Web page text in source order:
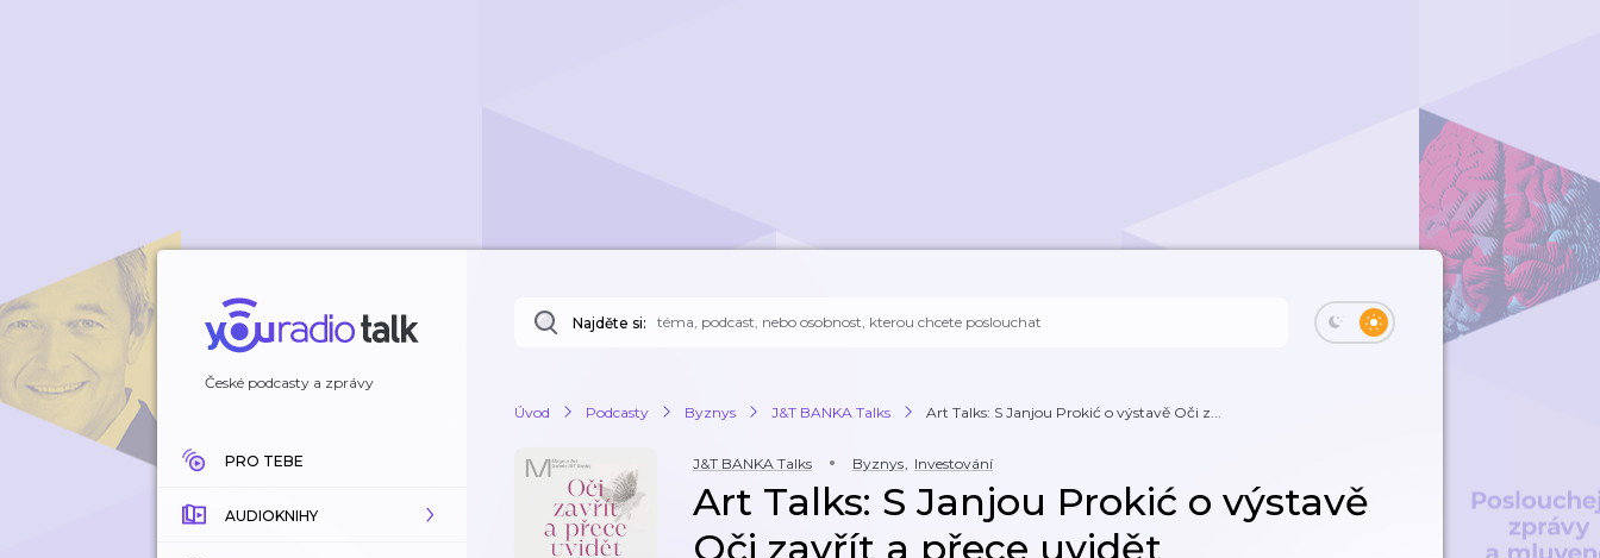
České podcasty a zprávy
PRO TEBE
AUDIOKNIHY
Najděte si:
Úvod Podcasty Byznys J&T BANKA Talks Art Talks: S Janjou Prokić o výstavě Oči z...
J&T BANKA Talks Byznys, Investování
Art Talks: S Janjou Prokić o výstavě
Oči zavřít a přece uvidět